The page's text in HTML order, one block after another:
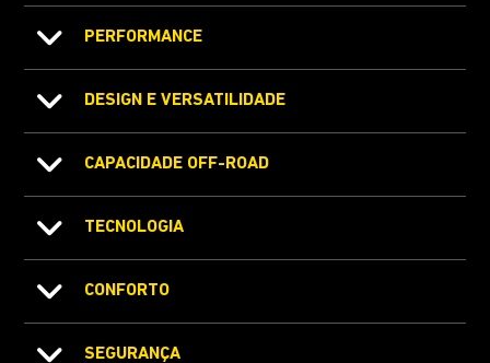
PERFORMANCE
DESIGN E VERSATILIDADE
CAPACIDADE OFF-ROAD
TECNOLOGIA
CONFORTO
SEGURANÇA